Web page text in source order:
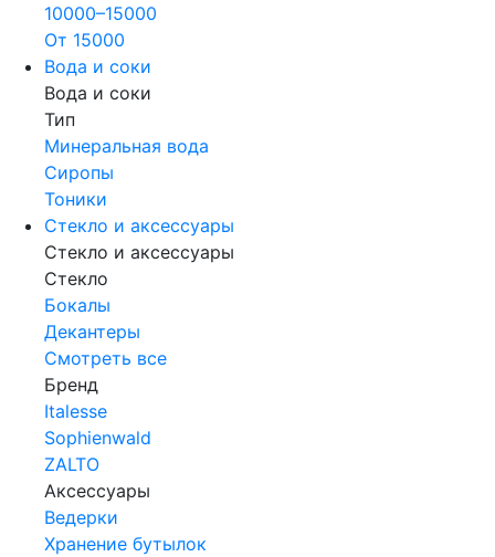
10000–15000
От 15000
Вода и соки
Вода и соки
Тип
Минеральная вода
Сиропы
Тоники
Стекло и аксессуары
Стекло и аксессуары
Стекло
Бокалы
Декантеры
Смотреть все
Бренд
Italesse
Sophienwald
ZALTO
Аксессуары
Ведерки
Хранение бутылок